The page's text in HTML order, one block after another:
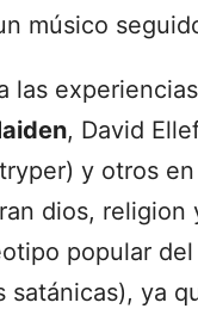
músico
las
, David
y otros
dios,
popular del
ya